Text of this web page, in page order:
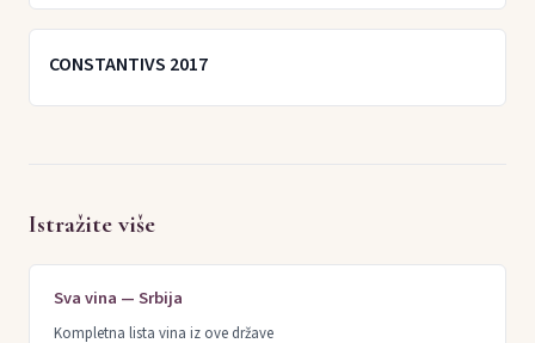
CONSTANTIVS 2017
Istražite više
Sva vina — Srbija
Kompletna lista vina iz ove države